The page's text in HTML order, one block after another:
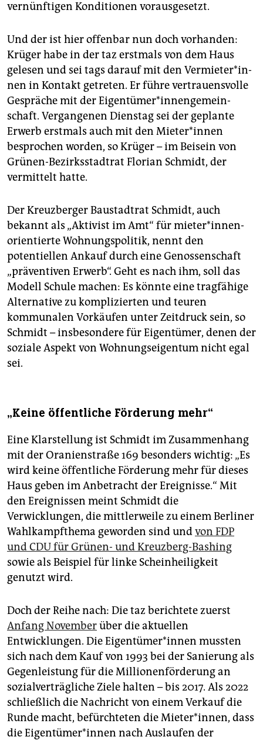
vernünftigen Konditionen vorausgesetzt.
Und der ist hier offenbar nun doch vorhanden:
Krüger habe in der taz erstmals von dem Haus
gelesen und sei tags darauf mit den Ver­mie­te­r*in­
nen in Kontakt getreten. Er führe vertrauensvolle
Gespräche mit der Ei­gen­tü­me­r*in­nen­ge­mein­
schaft. Vergangenen Dienstag sei der geplante
Erwerb erstmals auch mit den Mie­te­r*in­nen
besprochen worden, so Krüger – im Beisein von
Grünen-Bezirksstadtrat Florian Schmidt, der
vermittelt hatte.
Der Kreuzberger Baustadtrat Schmidt, auch
bekannt als „Aktivist im Amt“ für mie­te­r*in­nen­
ori­en­tier­te Wohnungspolitik, nennt den
potentiellen Ankauf durch eine Genossenschaft
„präventiven Erwerb“. Geht es nach ihm, soll das
Modell Schule machen: Es könnte eine tragfähige
Alternative zu komplizierten und teuren
kommunalen Vorkäufen unter Zeitdruck sein, so
Schmidt – insbesondere für Eigentümer, denen der
soziale Aspekt von Wohnungseigentum nicht egal
sei.
„Keine öffentliche Förderung mehr“
Eine Klarstellung ist Schmidt im Zusammenhang
mit der Oranienstraße 169 besonders wichtig: „Es
wird keine öffentliche Förderung mehr für dieses
Haus geben im Anbetracht der Ereignisse.“ Mit
den Ereignissen meint Schmidt die
Verwicklungen, die mittlerweile zu einem Berliner
Wahlkampfthema geworden sind undvon FDP
und CDU für Grünen- und Kreuzberg-Bashing
sowie als Beispiel für linke Scheinheiligkeit
genutzt wird.
Doch der Reihe nach: Die taz berichtete zuerst
Anfang Novemberüber die aktuellen
Entwicklungen. Die Ei­gen­tü­me­r*in­nen mussten
sich nach dem Kauf von 1993 bei der Sanierung als
Gegenleistung für die Millionenförderung an
sozialverträgliche Ziele halten – bis 2017. Als 2022
schließlich die Nachricht von einem Verkauf die
Runde macht, befürchteten die Mie­te­r*in­nen, dass
die Ei­gen­tü­me­r*in­nen nach Auslaufen der